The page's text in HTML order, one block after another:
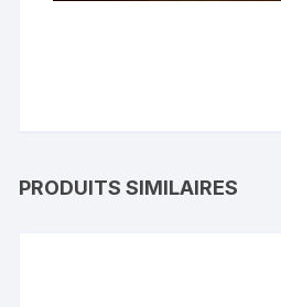
PRODUITS SIMILAIRES